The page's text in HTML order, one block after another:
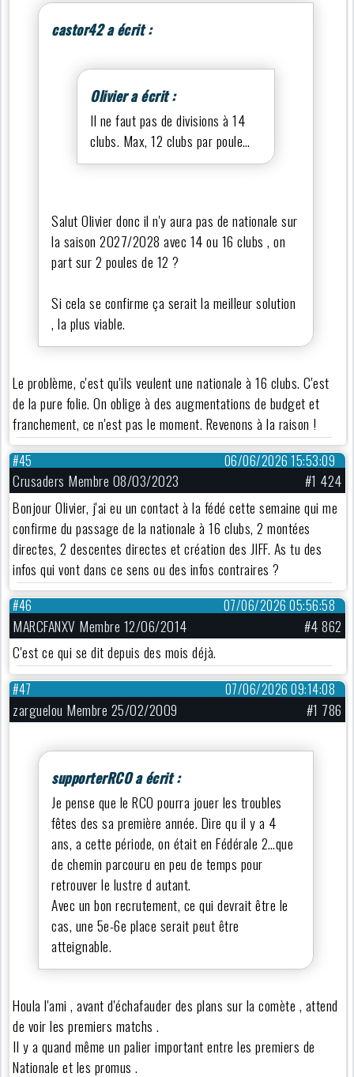
castor42 a écrit :
Olivier a écrit :
Il ne faut pas de divisions à 14
clubs. Max, 12 clubs par poule…
Salut Olivier donc il n'y aura pas de nationale sur
la saison 2027/2028 avec 14 ou 16 clubs , on
part sur 2 poules de 12 ?
Si cela se confirme ça serait la meilleur solution
, la plus viable.
Le problème, c'est qu'ils veulent une nationale à 16 clubs. C'est
de la pure folie. On oblige à des augmentations de budget et
franchement, ce n'est pas le moment. Revenons à la raison !
06/06/2026 15:53:09
#45
Crusaders Membre 08/03/2023
#1 424
Bonjour Olivier, j'ai eu un contact à la fédé cette semaine qui me
confirme du passage de la nationale à 16 clubs, 2 montées
directes, 2 descentes directes et création des JIFF. As tu des
infos qui vont dans ce sens ou des infos contraires ?
07/06/2026 05:56:58
#46
MARCFANXV Membre 12/06/2014
#4 862
C'est ce qui se dit depuis des mois déjà.
07/06/2026 09:14:08
#47
zarguelou Membre 25/02/2009 #1 786
supporterRCO a écrit :
Je pense que le RCO pourra jouer les troubles
fêtes des sa première année. Dire qu il y a 4
ans, a cette période, on était en Fédérale 2…que
de chemin parcouru en peu de temps pour
retrouver le lustre d autant.
Avec un bon recrutement, ce qui devrait être le
cas, une 5e-6e place serait peut être
atteignable.
Houla l'ami , avant d'échafauder des plans sur la comète , attend
de voir les premiers matchs .
Il y a quand même un palier important entre les premiers de
Nationale et les promus .